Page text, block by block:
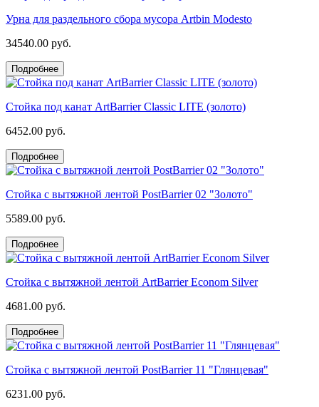
Урна для раздельного сбора мусора Artbin Modesto
34540.00 руб.
Подробнее
Стойка под канат ArtBarrier Classic LITE (золото)
6452.00 руб.
Подробнее
Стойка с вытяжной лентой PostBarrier 02 "Золото"
5589.00 руб.
Подробнее
Стойка с вытяжной лентой ArtBarrier Econom Silver
4681.00 руб.
Подробнее
Стойка с вытяжной лентой PostBarrier 11 "Глянцевая"
6231.00 руб.